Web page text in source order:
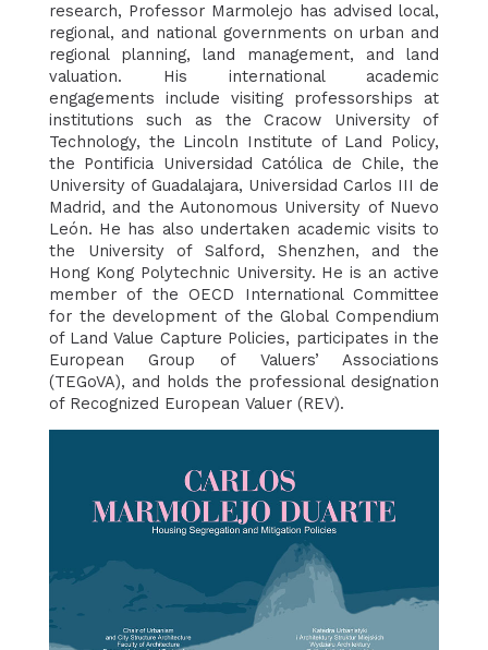
research, Professor Marmolejo has advised local,
regional, and national governments on urban and
regional planning, land management, and land
valuation. His international academic
engagements include visiting professorships at
institutions such as the Cracow University of
Technology, the Lincoln Institute of Land Policy,
the Pontificia Universidad Católica de Chile, the
University of Guadalajara, Universidad Carlos III de
Madrid, and the Autonomous University of Nuevo
León. He has also undertaken academic visits to
the University of Salford, Shenzhen, and the
Hong Kong Polytechnic University. He is an active
member of the OECD International Committee
for the development of the Global Compendium
of Land Value Capture Policies, participates in the
European Group of Valuers’ Associations
(TEGoVA), and holds the professional designation
of Recognized European Valuer (REV).